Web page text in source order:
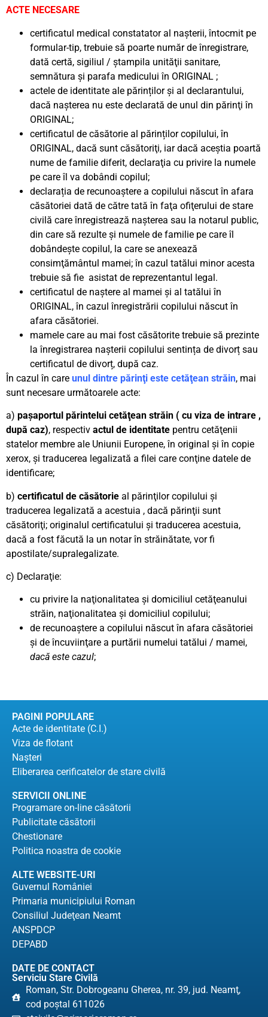
ACTE NECESARE
certificatul medical constatator al nașterii, întocmit pe
formular-tip, trebuie să poarte număr de înregistrare,
dată certă, sigiliul / ştampila unităţii sanitare,
semnătura şi parafa medicului în ORIGINAL ;
actele de identitate ale părinților și al declarantului,
dacă naşterea nu este declarată de unul din părinţi în
ORIGINAL;
certificatul de căsătorie al părinților copilului, în
ORIGINAL, dacă sunt căsătoriţi, iar dacă aceştia poartă
nume de familie diferit, declaraţia cu privire la numele
pe care îl va dobândi copilul;
declarația de recunoaștere a copilului născut în afara
căsătoriei dată de către tată în faţa ofiţerului de stare
civilă care înregistrează naşterea sau la notarul public,
din care să rezulte şi numele de familie pe care îl
dobândeşte copilul, la care se anexează
consimţământul mamei; în cazul tatălui minor acesta
trebuie să fie asistat de reprezentantul legal.
certificatul de naștere al mamei și al tatălui în
ORIGINAL, în cazul înregistrării copilului născut în
afara căsătoriei.
mamele care au mai fost căsătorite trebuie să prezinte
la înregistrarea nașterii copilului sentința de divorț sau
certificatul de divorț, după caz.
În cazul în care unul dintre părinţi este cetăţean străin, mai
sunt necesare următoarele acte:
a) paşaportul părintelui cetăţean străin ( cu viza de intrare ,
după caz), respectiv actul de identitate pentru cetăţenii
statelor membre ale Uniunii Europene, în original şi în copie
xerox, şi traducerea legalizată a filei care conţine datele de
identificare;
b) certificatul de căsătorie al părinţilor copilului şi
traducerea legalizată a acestuia , dacă părinţii sunt
căsătoriţi; originalul certificatului şi traducerea acestuia,
dacă a fost făcută la un notar în străinătate, vor fi
apostilate/supralegalizate.
c) Declaraţie:
cu privire la naţionalitatea şi domiciliul cetăţeanului
străin, naţionalitatea şi domiciliul copilului;
de recunoaştere a copilului născut în afara căsătoriei
şi de încuviinţare a purtării numelui tatălui / mamei,
dacă este cazul;
PAGINI POPULARE
Acte de identitate (C.I.)
Viza de flotant
Naşteri
Eliberarea cerificatelor de stare civilă
SERVICII ONLINE
Programare on-line căsătorii
Publicitate căsătorii
Chestionare
Politica noastra de cookie
ALTE WEBSITE-URI
Guvernul României
Primaria municipiului Roman
Consiliul Judeţean Neamt
ANSPDCP
DEPABD
DATE DE CONTACT
Serviciu Stare Civilă
Roman, Str. Dobrogeanu Gherea, nr. 39, jud. Neamţ,
cod poştal 611026